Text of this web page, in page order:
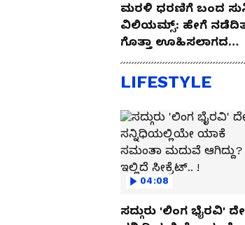
ಮರಳಿ ಧರಣಿಗೆ ಬಂದ
ವಿಲಿಯಮ್ಸ್: ಹೇಗೆ
ಗೊತ್ತಾ ಊಹಿಸಲಾಗದ
ಕಾರ್ಯಾಚರಣೆ?
LIFESTYLE
04:08
ಸದ್ಗುರು 'ಲಿಂಗ ಭೈರವಿ'